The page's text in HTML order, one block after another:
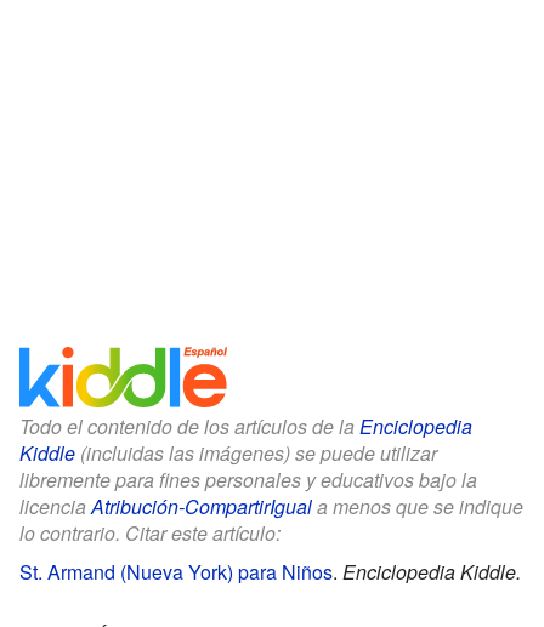
Todo el contenido de los artículos de la Enciclopedia
Kiddle (incluidas las imágenes) se puede utilizar
libremente para fines personales y educativos bajo la
licenciaAtribución-CompartirIguala menos que se indique
lo contrario. Citar este artículo:
St. Armand (Nueva York) para Niños. Enciclopedia Kiddle.